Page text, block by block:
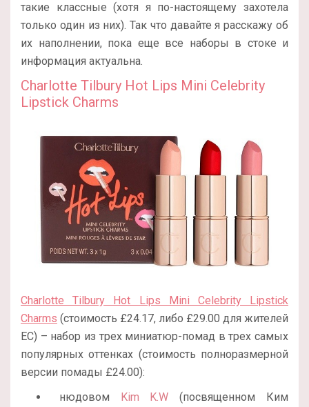
такие классные (хотя я по-настоящему захотела
только один из них). Так что давайте я расскажу об
их наполнении, пока еще все наборы в стоке и
информация актуальна.
Charlotte Tilbury Hot Lips Mini Celebrity
Lipstick Charms
Charlotte Tilbury Hot Lips Mini Celebrity Lipstick
Charms (стоимость £24.17, либо £29.00 для жителей
ЕС) – набор из трех миниатюр-помад в трех самых
популярных оттенках (стоимость полноразмерной
версии помады £24.00):
нюдовом Kim K.W (посвященном Ким